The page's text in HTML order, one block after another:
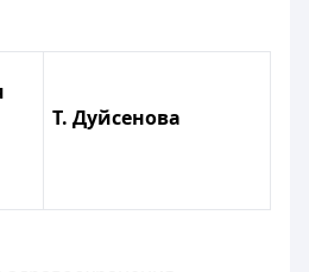
Т. Дуйсенова